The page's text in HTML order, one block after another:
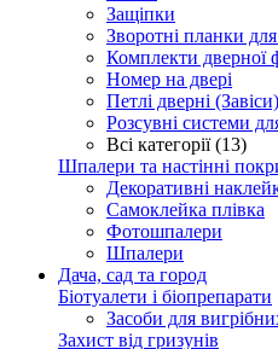
Защіпки
Зворотні планки для
Комплекти дверної
Номер на двері
Петлі дверні (Завіси)
Розсувні системи
Всі категорії (13)
Шпалери та настінні
Декоративні
Самоклейка плівка
Фотошпалери
Шпалери
Дача, сад та город
Біотуалети і біопрепарати
Засоби для
Захист від гризунів